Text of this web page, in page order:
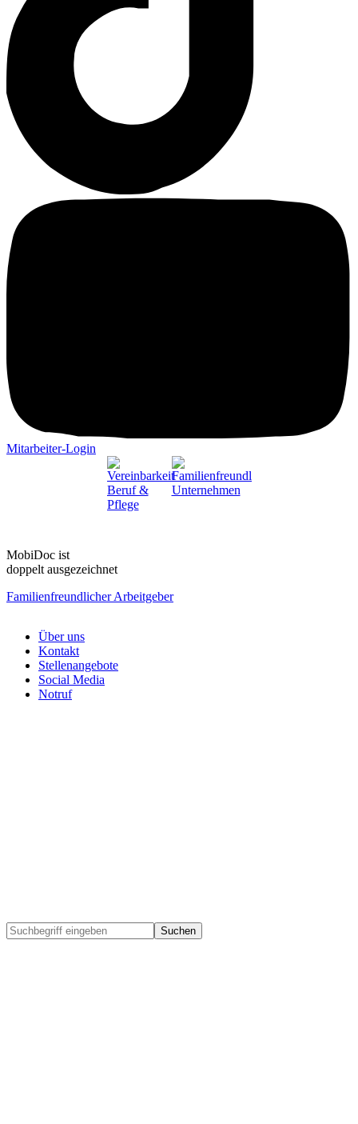
Mitarbeiter-Login
MobiDoc ist
doppelt ausgezeichnet
Familienfreundlicher Arbeitgeber
Über uns
Kontakt
Stellenangebote
Social Media
Notruf